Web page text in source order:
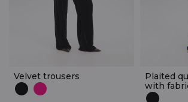
Velvet trousers
Plaited
with